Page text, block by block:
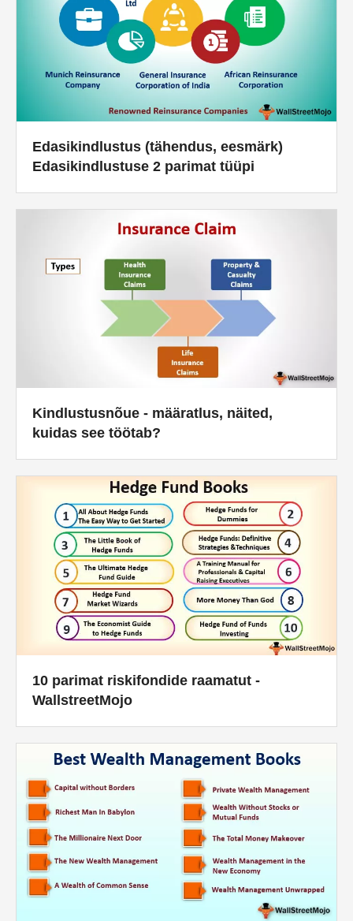
Edasikindlustus (tähendus, eesmärk)
Edasikindlustuse 2 parimat tüüpi
Kindlustusnõue - määratlus, näited,
kuidas see töötab?
10 parimat riskifondide raamatut -
WallstreetMojo